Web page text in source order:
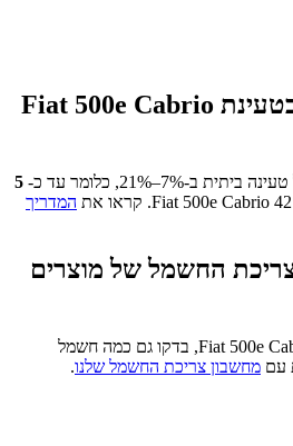
Fiat 500e Cabrio
7%–21%, כלומר עד כ-
5
Fiat 500e Cabrio. קראו את המדריך
החשמל של מוצרים
Fiat 500e, בדקו גם כמה חשמל
עם מחשבון צריכת החשמל שלנו.